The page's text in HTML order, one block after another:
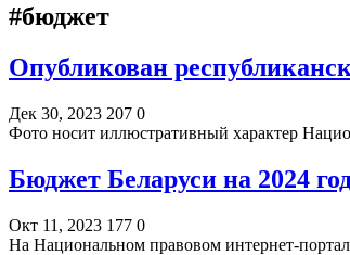
#бюджет
Опубликован
Дек 30, 2023 207 0
Фото носит иллюстративный характер
Бюджет Беларуси на 2024
Окт 11, 2023 177 0
На Национальном правовом интернет-